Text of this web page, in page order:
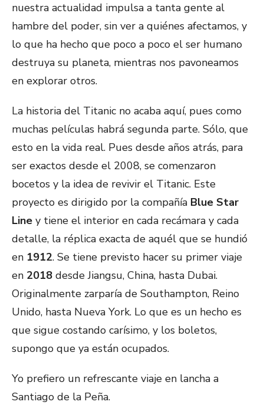
nuestra actualidad impulsa a tanta gente al
hambre del poder, sin ver a quiénes afectamos, y
lo que ha hecho que poco a poco el ser humano
destruya su planeta, mientras nos pavoneamos
en explorar otros.
La historia del Titanic no acaba aquí, pues como
muchas películas habrá segunda parte. Sólo, que
esto en la vida real. Pues desde años atrás, para
ser exactos desde el 2008, se comenzaron
bocetos y la idea de revivir el Titanic. Este
proyecto es dirigido por la compañía Blue Star
Line y tiene el interior en cada recámara y cada
detalle, la réplica exacta de aquél que se hundió
en 1912. Se tiene previsto hacer su primer viaje
en 2018 desde Jiangsu, China, hasta Dubai.
Originalmente zarparía de Southampton, Reino
Unido, hasta Nueva York. Lo que es un hecho es
que sigue costando carísimo, y los boletos,
supongo que ya están ocupados.
Yo prefiero un refrescante viaje en lancha a
Santiago de la Peña.